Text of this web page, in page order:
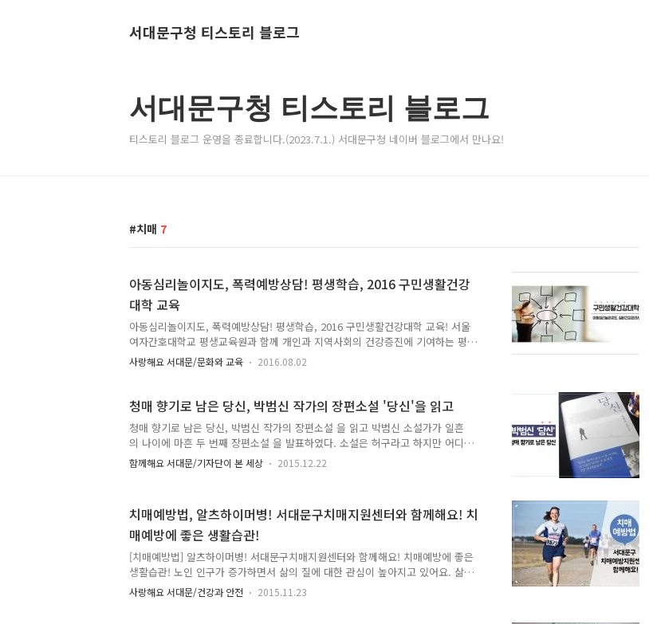
서대문구청 티스토리 블로그
서대문구청 티스토리 블로그
티스토리 블로그 운영을 종료합니다.(2023.7.1.) 서대문구청 네이버 블로그에서 만나요!
치매 7
아동심리놀이지도, 폭력예방상담! 평생학습, 2016 구민생활건강
대학 교육
아동심리놀이지도, 폭력예방상담! 평생학습, 2016 구민생활건강대학 교육! 서울
여자간호대학교 평생교육원과 함께 개인과 지역사회의 건강증진에 기여하는 평
생학습 기회를 제공하고자 2016년 구민 생활건강대학을 운영합니다! 이번 교육
과정은 고령화에 따른 치매 등 노인성 질환에 대한 관리능력을 강화하고 아동의
요! :: 2016 구민생활건강대학 교육 ▣ 아동심리놀이지도, 폭력예방상담 과정 ☞
교육기간 : 2016년 9월 5일 ~ 10월 31일 / 10:00 ~ 13:00 (매주 월 · 수요일) ☞ 교
육시간 : 총45시간(15회, 1회당 3시간) ☞ 교육장소 : 서울여자간호대학교 제2강
의관 101호 ☞ 교육대상 : 서대문구민 40명 ☞ 교..
사랑해요 서대문/문화와 교육 2016.08.02
청매 향기로 남은 당신, 박범신 작가의 장편소설 '당신'을 읽고
청매 향기로 남은 당신, 박범신 작가의 장편소설 을 읽고 박범신 소설가가 일흔
의 나이에 마흔 두 번째 장편소설 을 발표하였다. 소설은 허구라고 하지만 어디
까지나 있을 수 있는 허구이기 때문에 우리는 소설 속에서 나의 길을 더듬어 보
기도 하며 때로는 나와 같은 주인공이 되어 삶을 살아가기도 한다. '꽃잎 보다 붉
다. 윤희옥이 젊은 날 사랑했던 김가인, 그리고 늙어서야 짧은 시간을 사랑했던
주호백은 우리들이 살고 있는 세상의 자화상 같다는 생각도 해본다. 희옥, 호백,
철성, 용구와의 얽힌 실타래를 꿈 속 에서는 풀 수 있을까... 치매에 걸린 배우자
를..
함께해요 서대문/기자단이 본 세상 2015.12.22
치매예방법, 알츠하이머병! 서대문구치매지원센터와 함께해요! 치
매예방에 좋은 생활습관!
[치매예방법] 알츠하이머병! 서대문구치매지원센터와 함께해요! 치매예방에 좋은
생활습관! 노인 인구가 증가하면서 삶의 질에 대한 관심이 높아지고 있어요. 삶
의 질을 떨어뜨리는 원인 중 하나인 치매! 전 세계적으로 65세 이상 노인들의
10%가 치매로 고통받고 있다고 해요. 요즘은 나이에 상관없이 젊은 사람들도
사랑해요 서대문/건강과 안전 2015.11.23